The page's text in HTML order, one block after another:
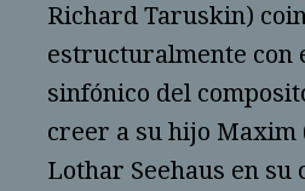
Richard Taruskin)
estructuralmente con
sinfónico del
creer a su hijo Maxim
Lothar Seehaus en su